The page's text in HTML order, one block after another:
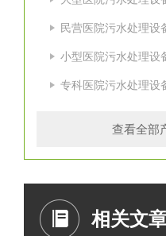
民营医院污水处理设
小型医院污水处理设
专科医院污水处理设
查看全部
相关文